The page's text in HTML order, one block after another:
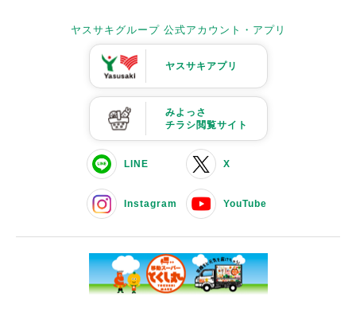
ヤスサキグループ 公式アカウント・アプリ
ヤスサキアプリ
みよっさ
チラシ閲覧サイト
LINE X
Instagram YouTube